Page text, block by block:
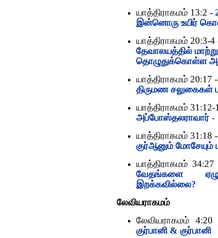
யாத்திராகமம் 13:2 -
இன்னொரு உயிர்
யாத்திராகமம் 20:3-
தேவாலயத்தில்
தொழுதுக்கொள்ள
யாத்திராகமம் 20:17
திருமண சலுகைகள்
யாத்திராகமம்
அப்போஸ்தலராவார் -
யாத்திராகமம் 31:18
குர்ஆனும்
யாத்திராகமம்
வேதங்களை ஏழு
இறக்கவில்லை?
லேவியராகமம்
லேவியராகமம்
குர்பானி & குர்பானி